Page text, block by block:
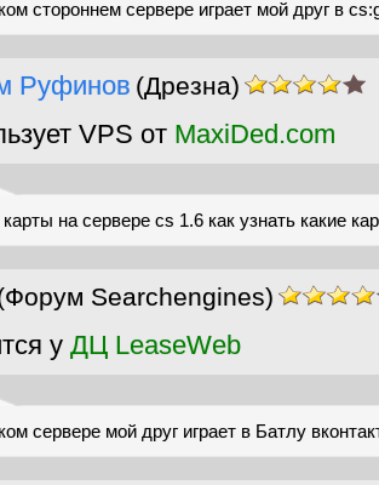
стороннем сервере играет мой друг в
Руфинов (Дрезна)
VPS от MaxiDed.com
карты на сервере cs 1.6 как узнать какие
Searchengines)
у ДЦ LeaseWeb
сервере мой друг играет в Батлу